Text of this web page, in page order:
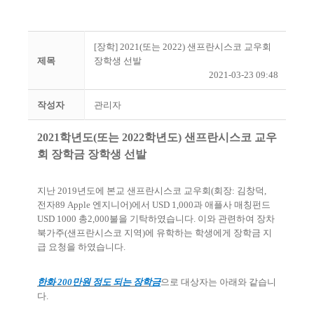
제목
[장학] 2021(또는 2022) 샌프란시스코 교우회
장학생 선발
2021-03-23 09:48
작성자 관리자
2021학년도(또는 2022학년도) 샌프란시스코 교우
회 장학금 장학생 선발
지난 2019년도에 본교 샌프란시스코 교우회(회장: 김창덕 ,
전자89 Apple 엔지니어)에서 USD 1,000과 애플사 매칭펀드
USD 1000 총2,000불을 기탁하였습니다. 이와 관련하여 장차
북가주(샌프란시스코 지역)에 유학하는 학생에게 장학금 지
급 요청을 하였습니다.
한화200만원 정도 되는 장학금으로 대상자는 아래와 같습니
다.